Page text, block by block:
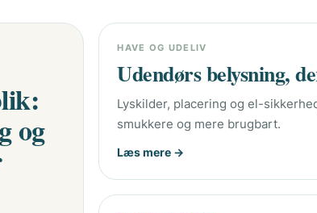
og
HAVE OG UDELIV
Udendørs belysning,
Lyskilder, placering og el-
smukkere og mere brugbart.
Læs mere →